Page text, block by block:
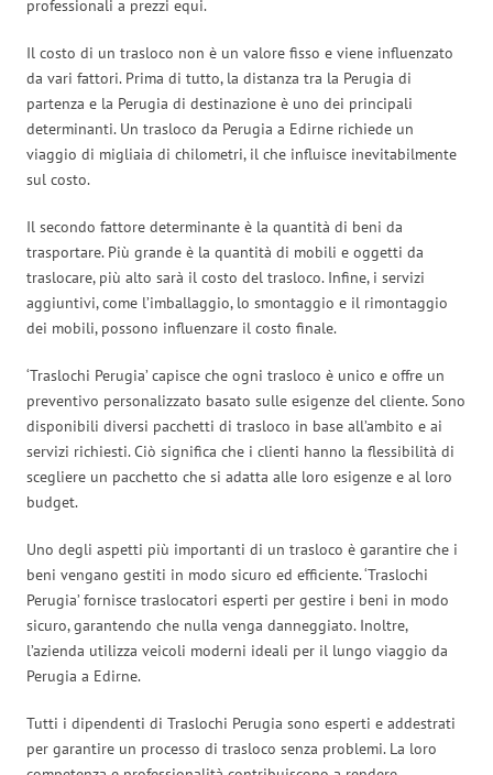
professionali a prezzi equi.
Il costo di un trasloco non è un valore fisso e viene influenzato
da vari fattori. Prima di tutto, la distanza tra la Perugia di
partenza e la Perugia di destinazione è uno dei principali
determinanti. Un trasloco da Perugia a Edirne richiede un
viaggio di migliaia di chilometri, il che influisce inevitabilmente
sul costo.
Il secondo fattore determinante è la quantità di beni da
trasportare. Più grande è la quantità di mobili e oggetti da
traslocare, più alto sarà il costo del trasloco. Infine, i servizi
aggiuntivi, come l’imballaggio, lo smontaggio e il rimontaggio
dei mobili, possono influenzare il costo finale.
‘Traslochi Perugia’ capisce che ogni trasloco è unico e offre un
preventivo personalizzato basato sulle esigenze del cliente. Sono
disponibili diversi pacchetti di trasloco in base all’ambito e ai
servizi richiesti. Ciò significa che i clienti hanno la flessibilità di
scegliere un pacchetto che si adatta alle loro esigenze e al loro
budget.
Uno degli aspetti più importanti di un trasloco è garantire che i
beni vengano gestiti in modo sicuro ed efficiente. ‘Traslochi
Perugia’ fornisce traslocatori esperti per gestire i beni in modo
sicuro, garantendo che nulla venga danneggiato. Inoltre,
l’azienda utilizza veicoli moderni ideali per il lungo viaggio da
Perugia a Edirne.
Tutti i dipendenti di Traslochi Perugia sono esperti e addestrati
per garantire un processo di trasloco senza problemi. La loro